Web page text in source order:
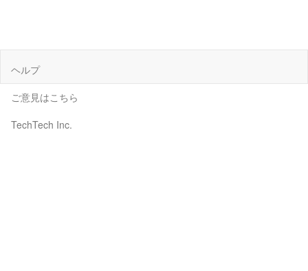
ヘルプ
ご意見はこちら
TechTech Inc.